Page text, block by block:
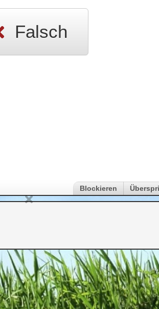
Falsch
Blockieren